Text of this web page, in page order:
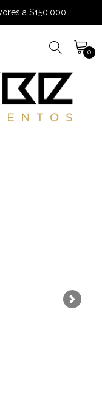
a $150.000
0
Next